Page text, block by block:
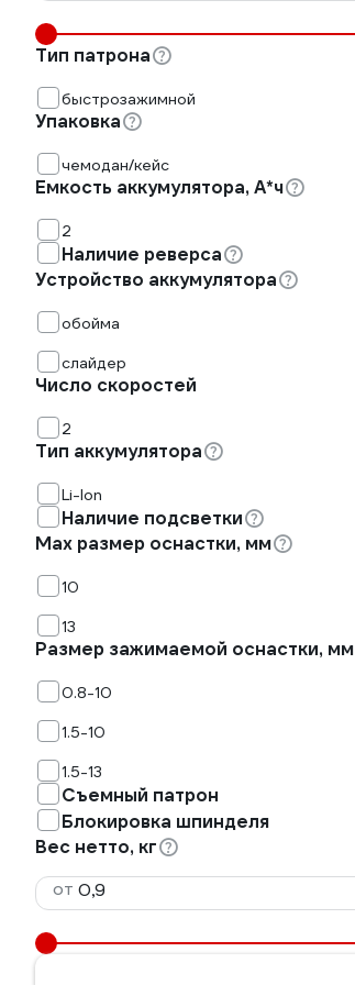
Тип патрона
быстрозажимной
Упаковка
чемодан/кейс
Емкость аккумулятора, А*ч
2
Наличие реверса
Устройство аккумулятора
обойма
слайдер
Число скоростей
2
Тип аккумулятора
Li-Ion
Наличие подсветки
Мах размер оснастки, мм
10
13
Размер зажимаемой оснастки, мм
0.8-10
1.5-10
1.5-13
Съемный патрон
Блокировка шпинделя
Вес нетто, кг
от